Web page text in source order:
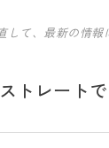
して、最新の情
トレート